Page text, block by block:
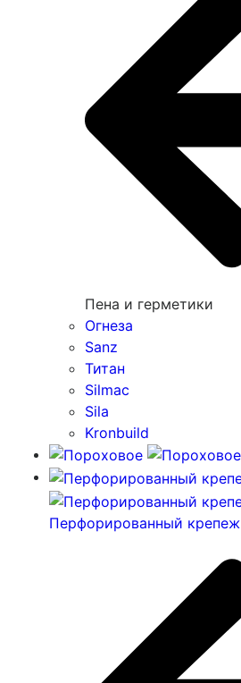
Пена и герметики
Огнеза
Sanz
Титан
Silmac
Sila
Kronbuild
Перфорированный крепеж